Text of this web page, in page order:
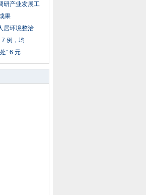
研产业发展工
果
居环境整治
例，均
“ 6 元